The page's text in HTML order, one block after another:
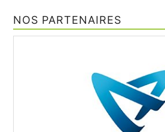
NOS PARTENAIRES